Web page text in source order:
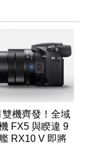
雙機齊發！全域
FX5 與睽違 9
RX10 V 即將